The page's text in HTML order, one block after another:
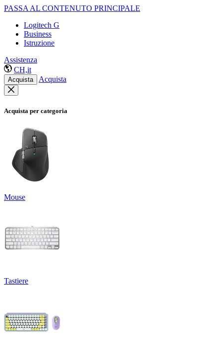
PASSA AL CONTENUTO PRINCIPALE
Logitech G
Business
Istruzione
Assistenza
CH,it
Acquista Acquista
Acquista per categoria
Mouse
Tastiere